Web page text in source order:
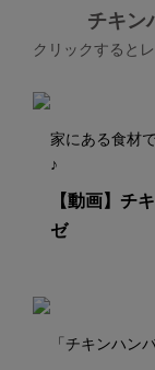
チキン
クリックすると
家にある食材
♪
【動画】チ
ゼ
「チキンハン